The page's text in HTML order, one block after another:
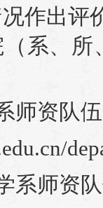
作出评
系、
师资队
系师资